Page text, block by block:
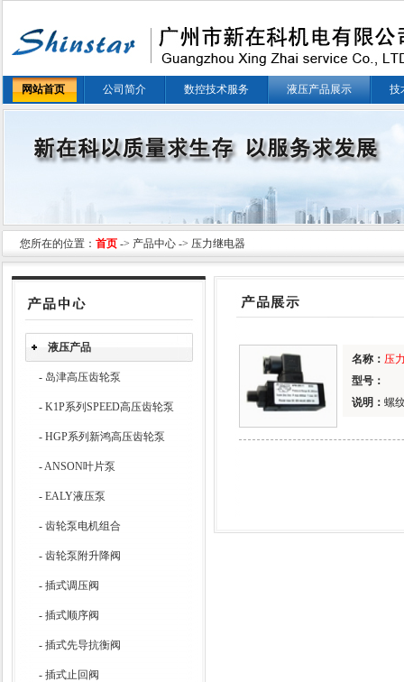
网站首页 公司简介 数控技术服务 液压产品展示 技
您所在的位置： 首页 -> 产品中心 -> 压力继电器
液压产品
- 岛津高压齿轮泵
- K1P系列SPEED高压齿轮泵
- HGP系列新鸿高压齿轮泵
-ANSON叶片泵
- EALY液压泵
- 齿轮泵电机组合
- 齿轮泵附升降阀
- 插式调压阀
- 插式顺序阀
- 插式先导抗衡阀
- 插式止回阀
名称： 压
型号：
说明： 螺